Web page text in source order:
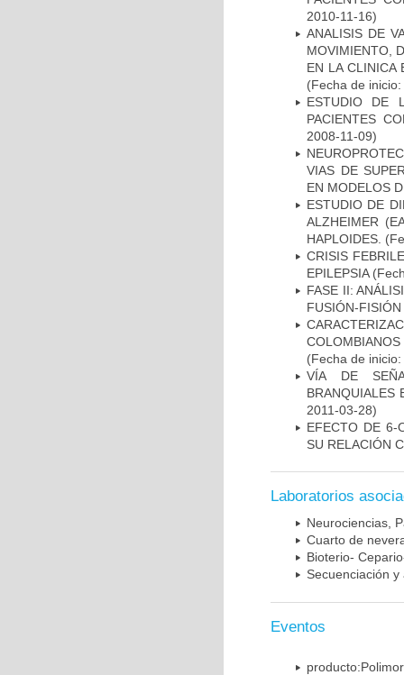
2010-11-16)
ANALISIS DE
MOVIMIENTO,
EN LA CLINICA
(Fecha de
ESTUDIO DE
PACIENTES
2008-11-09)
VIAS DE
EN MODELOS
ESTUDIO DE
ALZHEIMER
HAPLOIDES.
CRISIS
EPILEPSIA
FASE II:
FUSIÓN-
(Fecha de
VÍA DE
BRANQUIALES
2011-03-28)
EFECTO DE 6-
SU RELACIÓN
Laboratorios
Neurociencias,
Cuarto de
Bioterio-
Secuenciación
Eventos